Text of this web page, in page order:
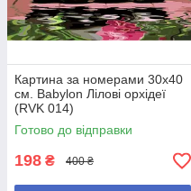
Картина за номерами 30х40
см. Babylon Лілові орхідеї
(RVK 014)
Готово до відправки
198 ₴ 400 ₴